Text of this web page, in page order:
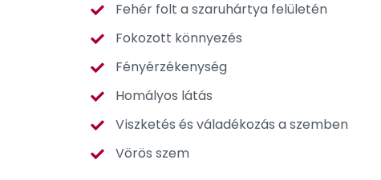
Fehér folt a szaruhártya felületén
Fokozott könnyezés
Fényérzékenység
Homályos látás
Viszketés és váladékozás a szemben
Vörös szem